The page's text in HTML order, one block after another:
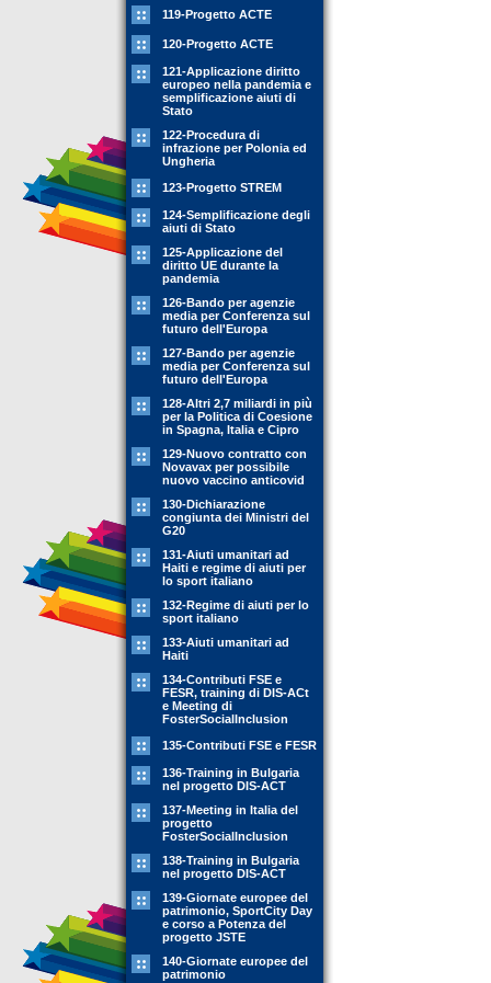
119-Progetto ACTE
120-Progetto ACTE
121-Applicazione diritto
europeo nella pandemia e
semplificazione aiuti di
Stato
122-Procedura di
infrazione per Polonia ed
Ungheria
123-Progetto STREM
124-Semplificazione degli
aiuti di Stato
125-Applicazione del
diritto UE durante la
pandemia
126-Bando per agenzie
media per Conferenza sul
futuro dell'Europa
127-Bando per agenzie
media per Conferenza sul
futuro dell'Europa
128-Altri 2,7 miliardi in più
per la Politica di Coesione
in Spagna, Italia e Cipro
129-Nuovo contratto con
Novavax per possibile
nuovo vaccino anticovid
130-Dichiarazione
congiunta dei Ministri del
G20
131-Aiuti umanitari ad
Haiti e regime di aiuti per
lo sport italiano
132-Regime di aiuti per lo
sport italiano
133-Aiuti umanitari ad
Haiti
134-Contributi FSE e
FESR, training di DIS-ACt
e Meeting di
FosterSocialInclusion
135-Contributi FSE e FESR
136-Training in Bulgaria
nel progetto DIS-ACT
137-Meeting in Italia del
progetto
FosterSocialInclusion
138-Training in Bulgaria
nel progetto DIS-ACT
139-Giornate europee del
patrimonio, SportCity Day
e corso a Potenza del
progetto JSTE
140-Giornate europee del
patrimonio